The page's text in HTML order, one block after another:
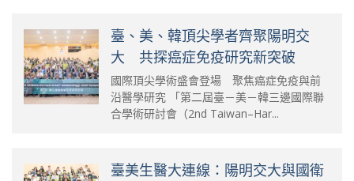
臺、美、韓頂尖學者齊聚陽明交
大 共探癌症免疫研究新突破
國際頂尖學術盛會登場 聚焦癌症免疫與前
沿醫學研究 「第二屆臺－美－韓三邊國際聯
合學術研討會（2nd Taiwan–Har...
臺美生醫大連線：陽明交大與國衛